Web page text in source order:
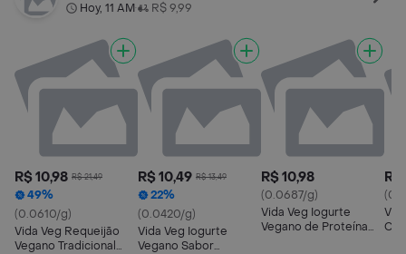
Hoy, 11 AM• R$ 9,99
R$ 10,98 R$ 21,49
49%
(0.0610/g)
Vida Veg Requeijão
Vegano Tradicional
R$ 10,49 R$ 13,49
22%
(0.0420/g)
Vida Veg Iogurte
Vegano Sabor
R$ 10,98
(0.0687/g)
Vida Veg Iogurte
Vegano de Proteína
R$